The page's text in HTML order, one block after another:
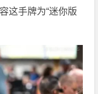
这手牌为“迷你版